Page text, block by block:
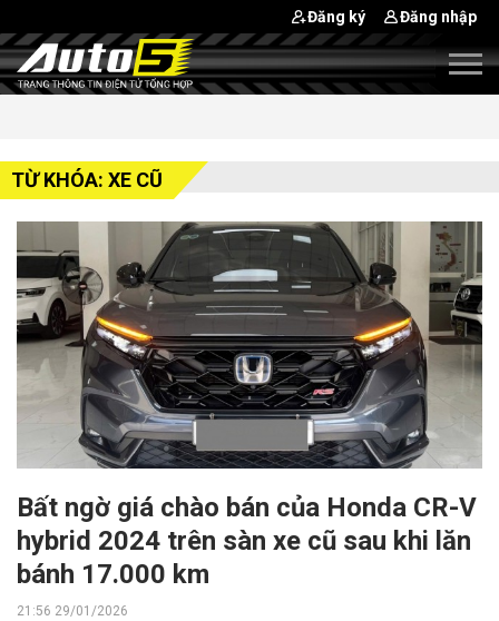
Đăng ký Đăng nhập
TỪ KHÓA: XE CŨ
Bất ngờ giá chào bán của Honda CR-V
hybrid 2024 trên sàn xe cũ sau khi lăn
bánh 17.000 km
21:56 29/01/2026